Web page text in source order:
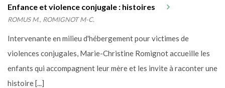
Enfance et violence conjugale : histoires
ROMUS M., ROMIGNOT M-C.
Intervenante en milieu d'hébergement pour victimes de
violences conjugales, Marie-Christine Romignot accueille les
enfants qui accompagnent leur mère et les invite à raconter une
histoire [...]